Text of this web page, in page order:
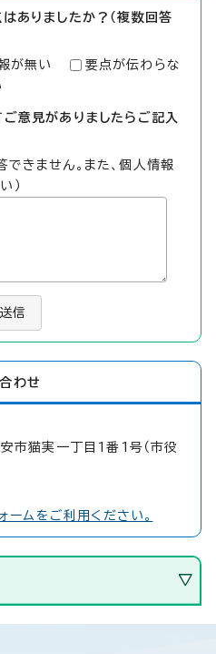
ありましたか？（複数回答
が無い
要点が伝わらな
意見がありましたらご記入
できません。また、個人情報
）
送信
わせ
猫実一丁目1番1号（市役
ームをご利用ください。